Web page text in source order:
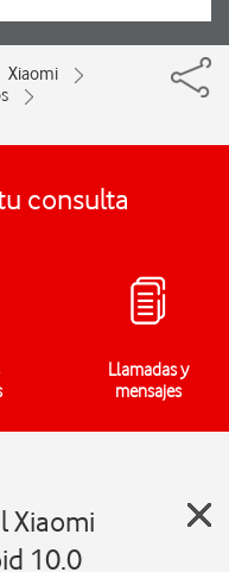
Xiaomi
consulta
Llamadas y
mensajes
Xiaomi
10.0